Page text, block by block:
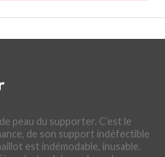
peau du supporter. C’est le
de son support indéfectible
est indémodable, inusable.